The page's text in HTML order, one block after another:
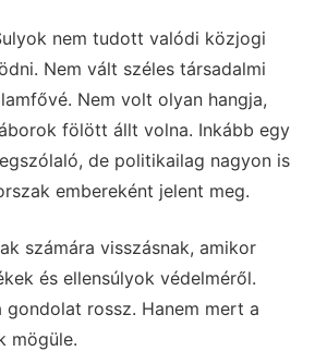
nem tudott valódi közjogi
Nem vált széles társadalmi
Nem volt olyan hangja,
fölött állt volna. Inkább egy
de politikailag nagyon is
embereként jelent meg.
számára visszásnak, amikor
és ellensúlyok védelméről.
rossz. Hanem mert a
mögüle.